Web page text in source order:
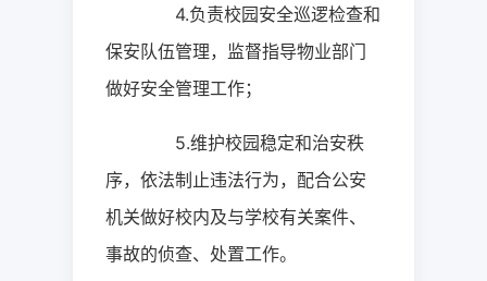
4.负责校园安全巡逻检查和
保安队伍管理，监督指导物业部门
做好安全管理工作；
5.维护校园稳定和治安秩
序，依法制止违法行为，配合公安
机关做好校内及与学校有关案件、
事故的侦查、处置工作。